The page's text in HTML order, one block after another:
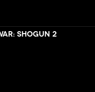
SHOGUN 2